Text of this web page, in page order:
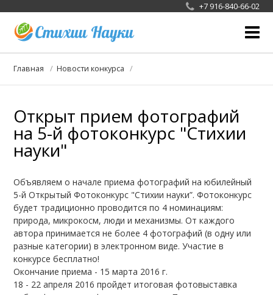
+7 916-840-66-02
О фотоконкурсе
Жюри
Галерея
Новости конкурса
Сотрудничество
Главная Новости конкурса
Открыт прием фотографий
на 5-й фотоконкурс "Стихии
науки"
Объявляем о начале приема фотографий на юбилейный
5-й Открытый Фотоконкурс "Стихии науки”. Фотоконкурс
будет традиционно проводится по 4 номинациям:
природа, микрокосм, люди и механизмы. От каждого
автора принимается не более 4 фотографий (в одну или
разные категории) в электронном виде. Участие в
конкурсе бесплатно!
Окончание приема - 15 марта 2016 г.
18 - 22 апреля 2016 пройдет итоговая фотовыставка